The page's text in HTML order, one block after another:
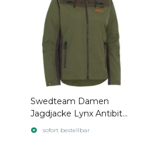
Swedteam Damen
Jagdjacke Lynx Antibite
Hunting Green
sofort bestellbar